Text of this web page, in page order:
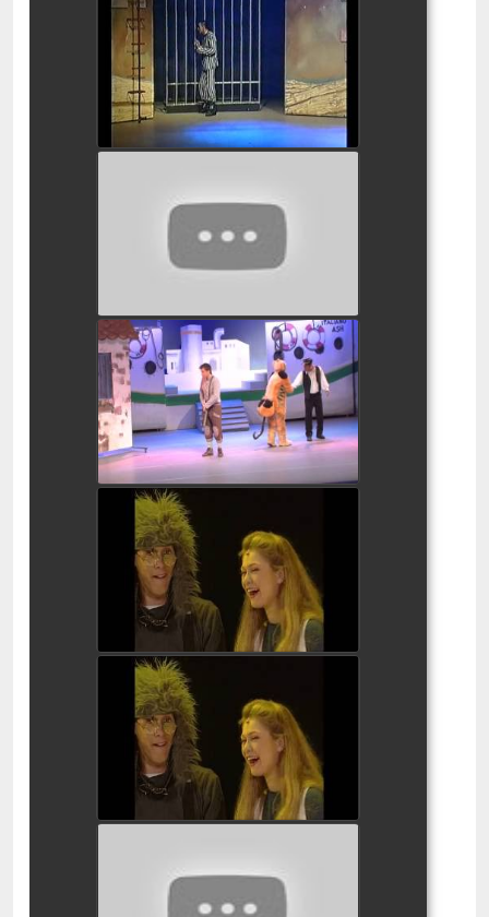
חסמב"ה המחזמר
watch video
watch video
מרקו המחזמר
watch video
הקוסם עם מיכל ינאי
watch video
הקוסם עם מיכל ינאי
watch video
watch video